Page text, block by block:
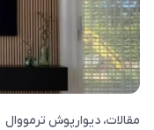
مقالات دیوارپوش ترمووال